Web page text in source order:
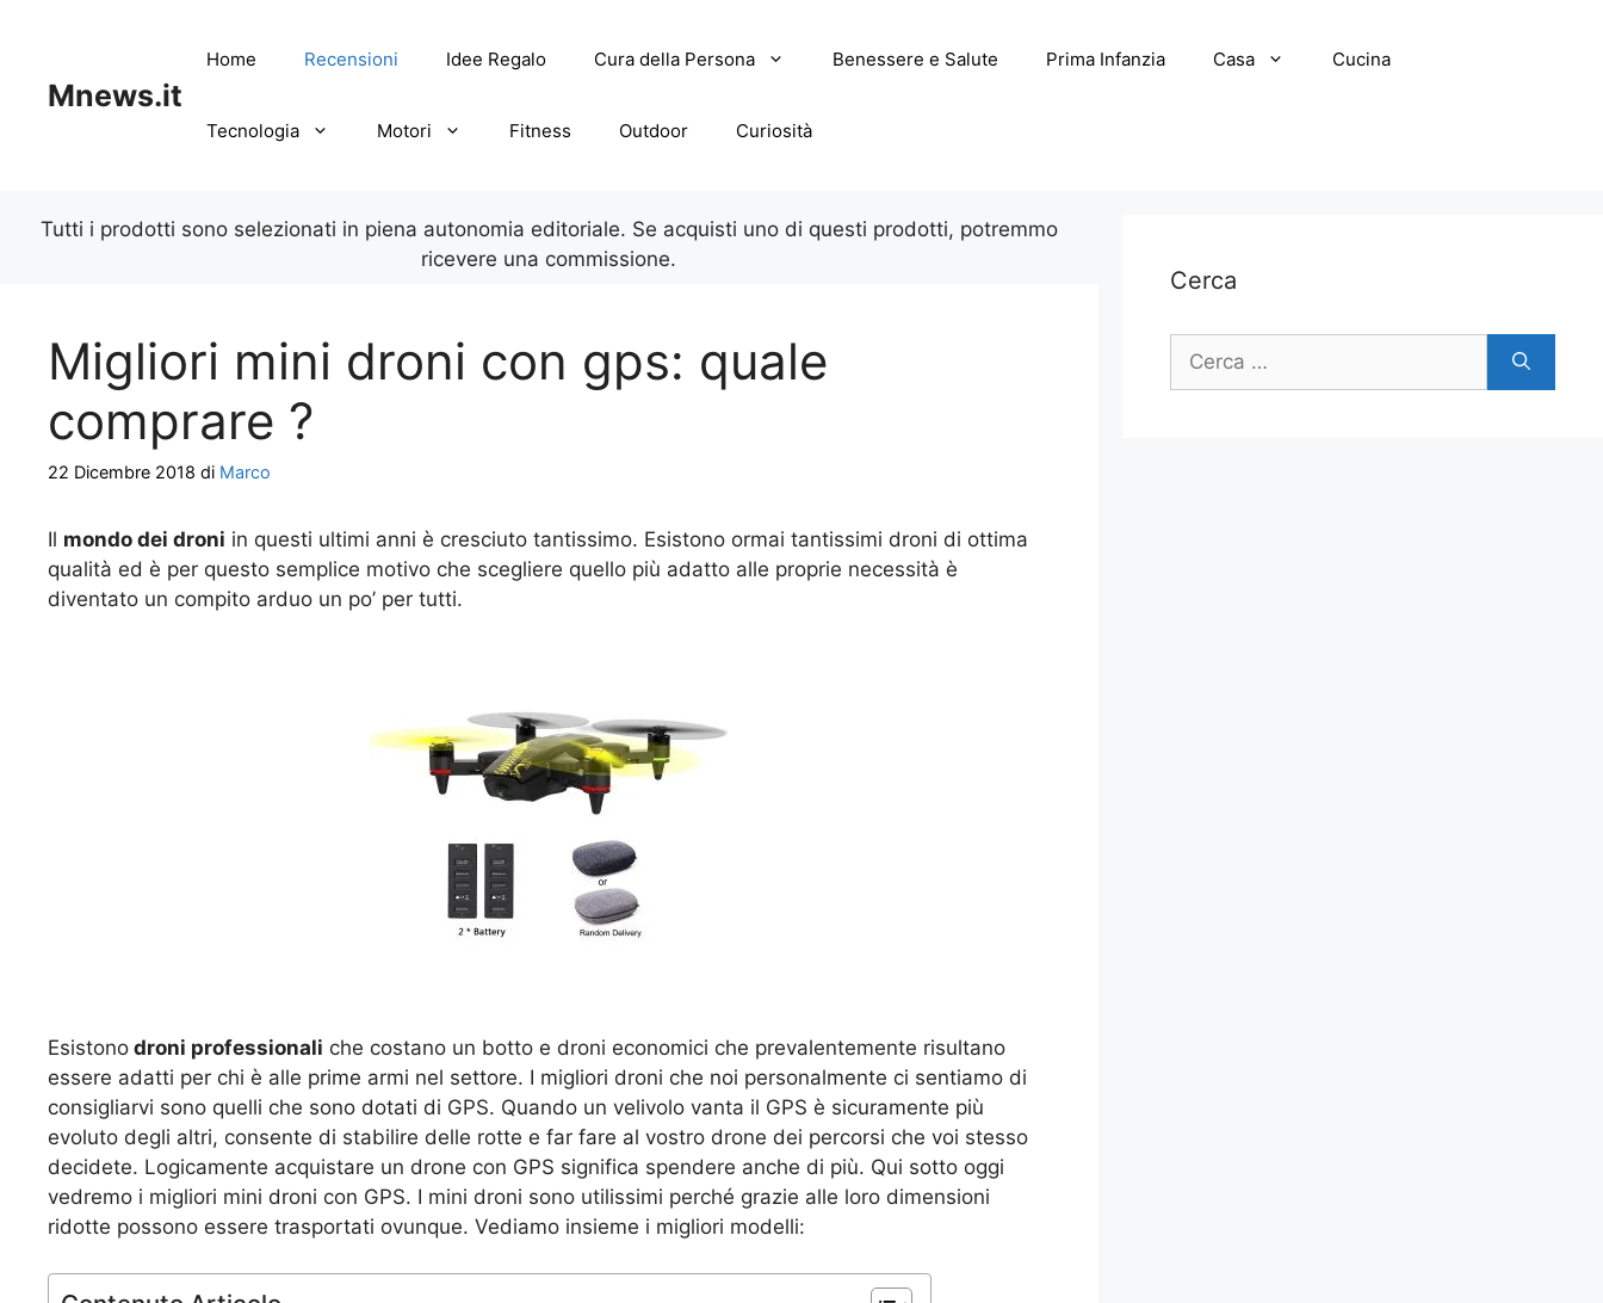
Mnews.it
Home Recensioni Idee Regalo Cura della Persona Benessere e Salute Prima Infanzia Casa Cucina
Tecnologia Motori Fitness Outdoor Curiosità
Tutti i prodotti sono selezionati in piena autonomia editoriale. Se acquisti uno di questi prodotti, potremmo
ricevere una commissione.
Migliori mini droni con gps: quale
comprare ?
22 Dicembre 2018 di Marco
Il mondo dei droni in questi ultimi anni è cresciuto tantissimo. Esistono ormai tantissimi droni di ottima
qualità ed è per questo semplice motivo che scegliere quello più adatto alle proprie necessità è
diventato un compito arduo un po’ per tutti.
Esistono droni professionali che costano un botto e droni economici che prevalentemente risultano
essere adatti per chi è alle prime armi nel settore. I migliori droni che noi personalmente ci sentiamo di
consigliarvi sono quelli che sono dotati di GPS. Quando un velivolo vanta il GPS è sicuramente più
evoluto degli altri, consente di stabilire delle rotte e far fare al vostro drone dei percorsi che voi stesso
decidete. Logicamente acquistare un drone con GPS significa spendere anche di più. Qui sotto oggi
vedremo i migliori mini droni con GPS. I mini droni sono utilissimi perché grazie alle loro dimensioni
ridotte possono essere trasportati ovunque. Vediamo insieme i migliori modelli:
Cerca
Ricerca